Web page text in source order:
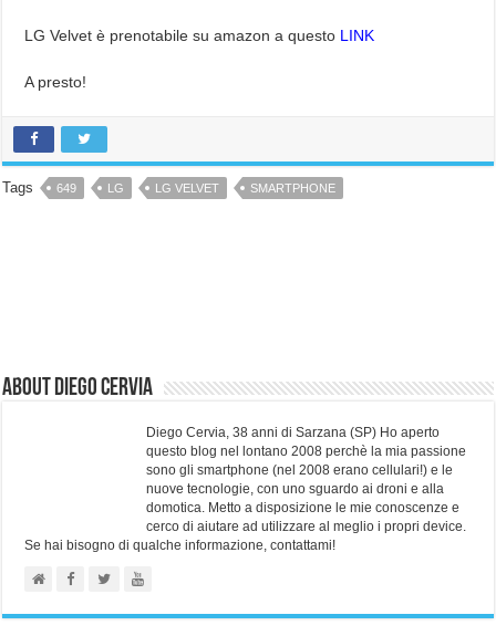
LG Velvet è prenotabile su amazon a questo LINK
A presto!
Tags 649 LG LG VELVET SMARTPHONE
About Diego Cervia
Diego Cervia, 38 anni di Sarzana (SP) Ho aperto
questo blog nel lontano 2008 perchè la mia passione
sono gli smartphone (nel 2008 erano cellulari!) e le
nuove tecnologie, con uno sguardo ai droni e alla
domotica. Metto a disposizione le mie conoscenze e
cerco di aiutare ad utilizzare al meglio i propri device.
Se hai bisogno di qualche informazione, contattami!